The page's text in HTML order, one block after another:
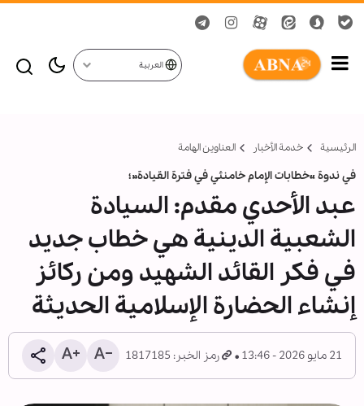
العربية
الرئيسية خدمة الأخبار العناوين الهامة
في ندوة «خطابات الإمام خامنئي في فترة القيادة»؛
عبد الأحدي مقدم: السيادة
الشعبية الدينية هي خطاب جديد
في فكر القائد الشهيد ومن ركائز
إنشاء الحضارة الإسلامية الحديثة
21 مايو 2026 - 13:46 رمز الخبر: 1817185